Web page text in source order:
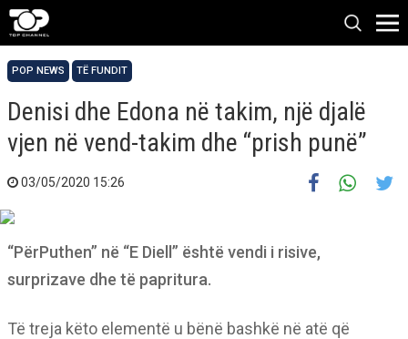
POP NEWS TË FUNDIT
Denisi dhe Edona në takim, një djalë
vjen në vend-takim dhe “prish punë”
03/05/2020 15:26
“PërPuthen” në “E Diell” është vendi i risive,
surprizave dhe të papritura.
Të treja këto elementë u bënë bashkë në atë që